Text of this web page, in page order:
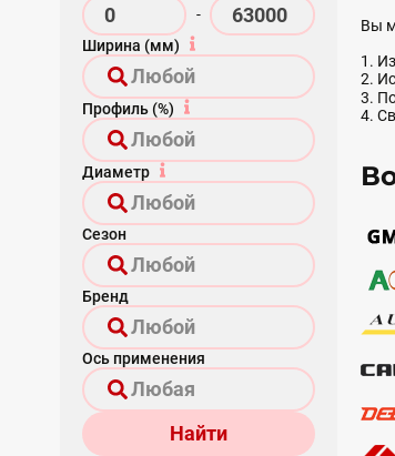
-
Ширина (мм)
Профиль (%)
Диаметр
Сезон
Бренд
Ось применения
Найти
Вы
1.
2.
3.
4.